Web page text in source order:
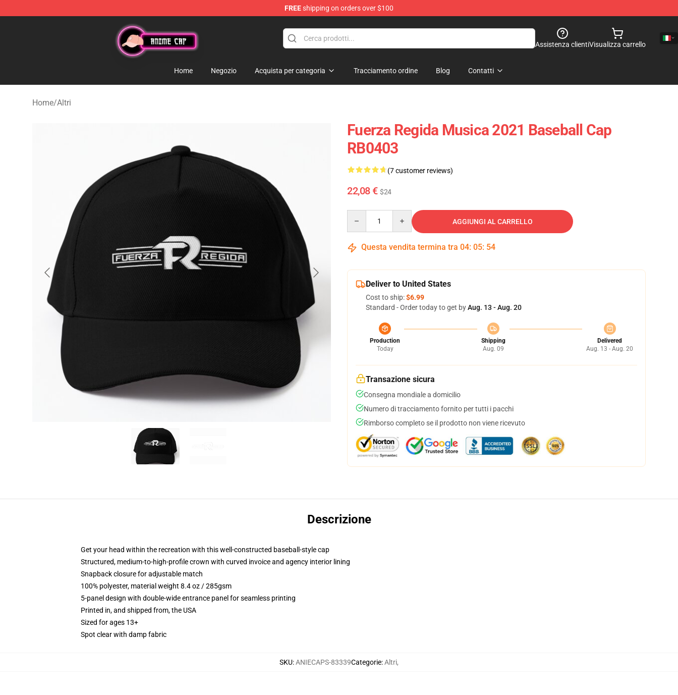
FREEshipping on orders over $100
Anime Cap Shop - The Best Store of Anime Cap
Assistenza clientiVisualizza carrello
Home Negozio Acquista per categoria Tracciamento ordine Blog Contatti
Home/Altri
Fuerza Regida Musica 2021 Baseball Cap
RB0403
(7 customer reviews)
22,08 € $24
AGGIUNGI AL CARRELLO
Questa vendita termina tra 04: 05: 53
Deliver to United States
Cost to ship:$6.99
Standard - Order today to get byAug. 13 - Aug. 20
Production
Today
Shipping
Aug. 09
Delivered
Aug. 13 - Aug. 20
Transazione sicura
Consegna mondiale a domicilio
Numero di tracciamento fornito per tutti i pacchi
Rimborso completo se il prodotto non viene ricevuto
Descrizione
Get your head within the recreation with this well-constructed baseball-style cap
Structured, medium-to-high-profile crown with curved invoice and agency interior lining
Snapback closure for adjustable match
100% polyester, material weight 8.4 oz / 285gsm
5-panel design with double-wide entrance panel for seamless printing
Printed in, and shipped from, the USA
Sized for ages 13+
Spot clear with damp fabric
SKU:ANIECAPS-83339Categorie:Altri,